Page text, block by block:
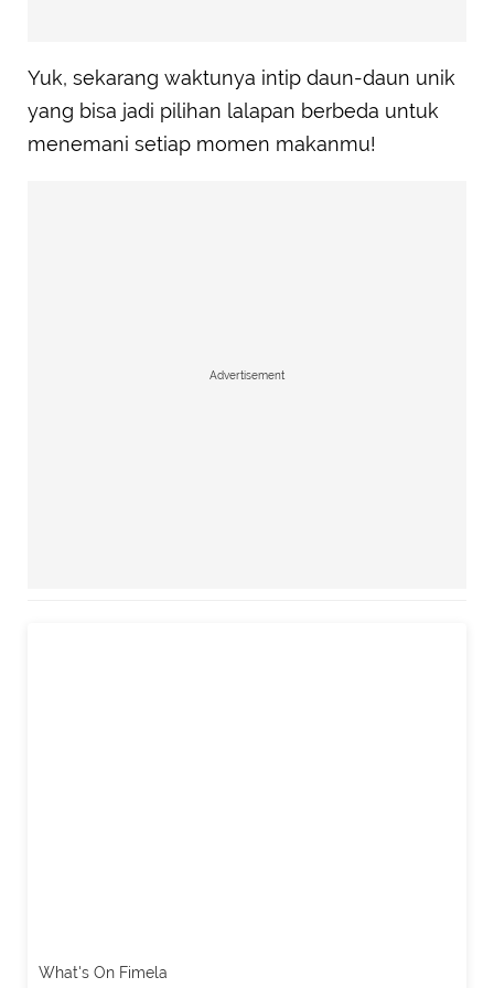
Yuk, sekarang waktunya intip daun-daun unik
yang bisa jadi pilihan lalapan berbeda untuk
menemani setiap momen makanmu!
Advertisement
What's On Fimela